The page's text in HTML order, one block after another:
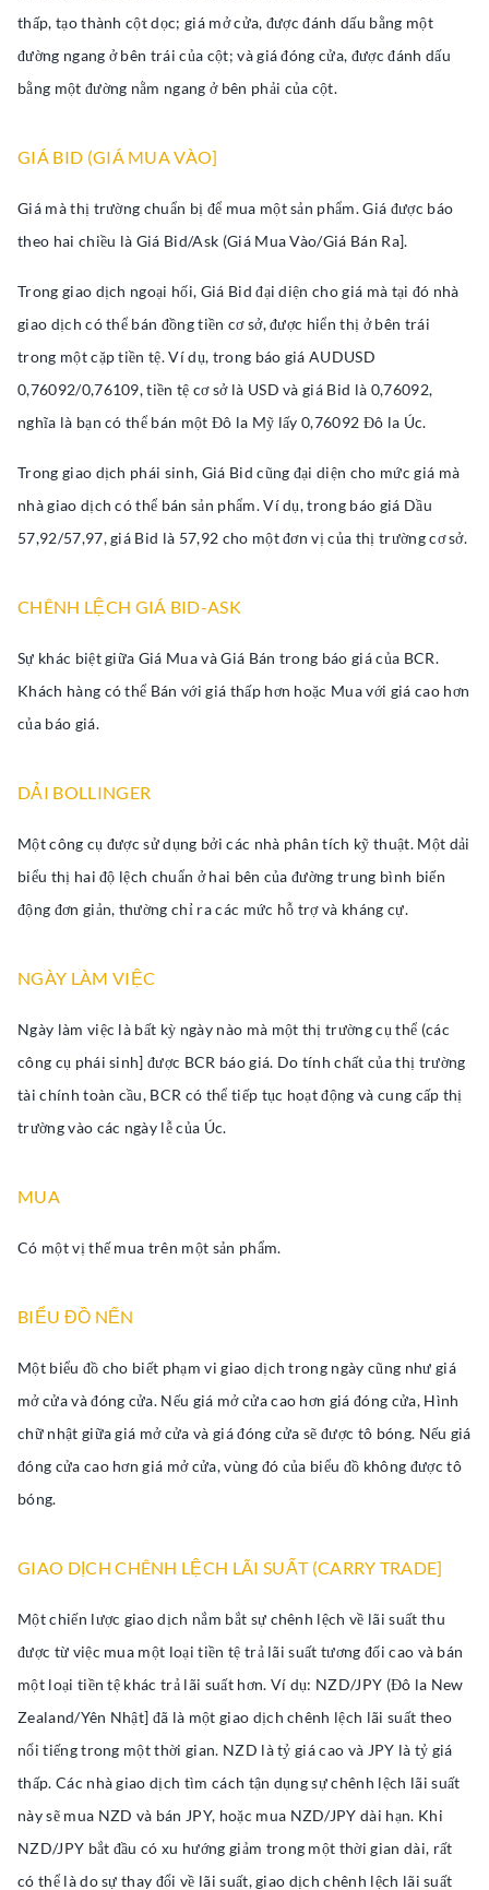
thấp, tạo thành cột dọc; giá mở cửa, được đánh dấu bằng một
đường ngang ở bên trái của cột; và giá đóng cửa, được đánh dấu
bằng một đường nằm ngang ở bên phải của cột.
GIÁ BID (GIÁ MUA VÀO]
Giá mà thị trường chuẩn bị để mua một sản phẩm. Giá được báo
theo hai chiều là Giá Bid/Ask (Giá Mua Vào/Giá Bán Ra].
Trong giao dịch ngoại hối, Giá Bid đại diện cho giá mà tại đó nhà
giao dịch có thể bán đồng tiền cơ sở, được hiển thị ở bên trái
trong một cặp tiền tệ. Ví dụ, trong báo giá AUDUSD
0,76092/0,76109, tiền tệ cơ sở là USD và giá Bid là 0,76092,
nghĩa là bạn có thể bán một Đô la Mỹ lấy 0,76092 Đô la Úc.
Trong giao dịch phái sinh, Giá Bid cũng đại diện cho mức giá mà
nhà giao dịch có thể bán sản phẩm. Ví dụ, trong báo giá Dầu
57,92/57,97, giá Bid là 57,92 cho một đơn vị của thị trường cơ sở.
CHÊNH LỆCH GIÁ BID-ASK
Sự khác biệt giữa Giá Mua và Giá Bán trong báo giá của BCR.
Khách hàng có thể Bán với giá thấp hơn hoặc Mua với giá cao hơn
của báo giá.
DẢI BOLLINGER
Một công cụ được sử dụng bởi các nhà phân tích kỹ thuật. Một dải
biểu thị hai độ lệch chuẩn ở hai bên của đường trung bình biến
động đơn giản, thường chỉ ra các mức hỗ trợ và kháng cự.
NGÀY LÀM VIỆC
Ngày làm việc là bất kỳ ngày nào mà một thị trường cụ thể (các
công cụ phái sinh] được BCR báo giá. Do tính chất của thị trường
tài chính toàn cầu, BCR có thể tiếp tục hoạt động và cung cấp thị
trường vào các ngày lễ của Úc.
MUA
Có một vị thế mua trên một sản phẩm.
BIỂU ĐỒ NẾN
Một biểu đồ cho biết phạm vi giao dịch trong ngày cũng như giá
mở cửa và đóng cửa. Nếu giá mở cửa cao hơn giá đóng cửa, Hình
chữ nhật giữa giá mở cửa và giá đóng cửa sẽ được tô bóng. Nếu giá
đóng cửa cao hơn giá mở cửa, vùng đó của biểu đồ không được tô
bóng.
GIAO DỊCH CHÊNH LỆCH LÃI SUẤT (CARRY TRADE]
Một chiến lược giao dịch nắm bắt sự chênh lệch về lãi suất thu
được từ việc mua một loại tiền tệ trả lãi suất tương đối cao và bán
một loại tiền tệ khác trả lãi suất hơn. Ví dụ: NZD/JPY (Đô la New
Zealand/Yên Nhật] đã là một giao dịch chênh lệch lãi suất theo
nổi tiếng trong một thời gian. NZD là tỷ giá cao và JPY là tỷ giá
thấp. Các nhà giao dịch tìm cách tận dụng sự chênh lệch lãi suất
này sẽ mua NZD và bán JPY, hoặc mua NZD/JPY dài hạn. Khi
NZD/JPY bắt đầu có xu hướng giảm trong một thời gian dài, rất
có thể là do sự thay đổi về lãi suất, giao dịch chênh lệch lãi suất